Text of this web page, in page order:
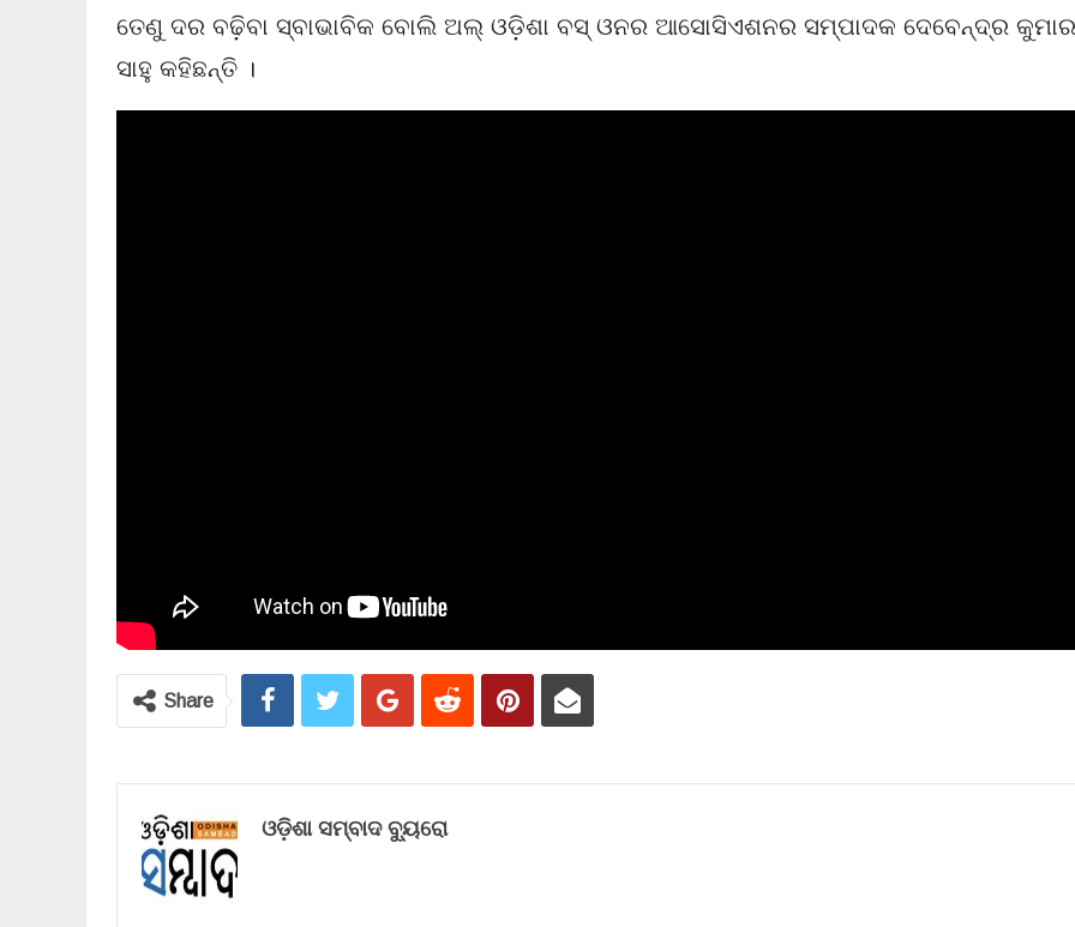
ତେଣୁ ଦର ବଢ଼ିବା ସ୍ବାଭାବିକ ବୋଲି ଅଲ୍ ଓଡ଼ିଶା ବସ୍ ଓନର ଆସୋସିଏଶନର ସମ୍ପାଦକ ଦେବେନ୍ଦ୍ର କୁମାର
ସାହୁ କହିଛନ୍ତି ।
Share
ଓଡ଼ିଶା ସମ୍ବାଦ ବ୍ୟୁରୋ